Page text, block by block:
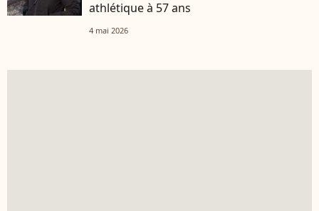
athlétique à 57 ans
4 mai 2026